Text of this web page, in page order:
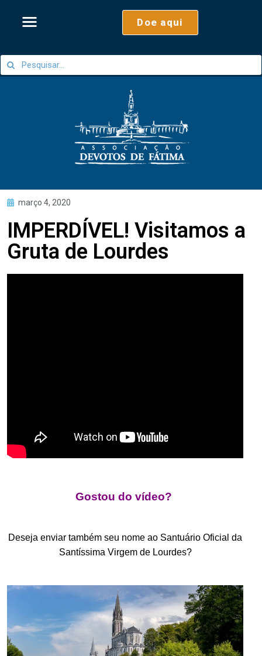
Doe aqui
março 4, 2020
IMPERDÍVEL! Visitamos a
Gruta de Lourdes
Gostou do vídeo?
Deseja enviar também seu nome ao Santuário Oficial da
Santíssima Virgem de Lourdes?